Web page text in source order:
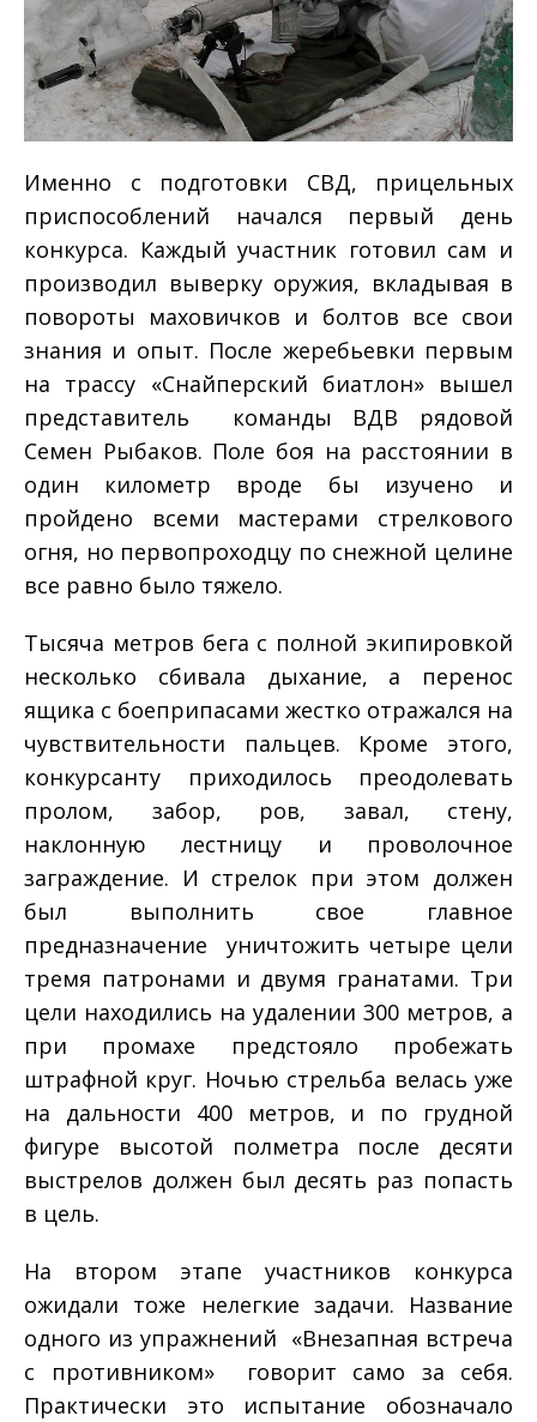
Именно с подготовки СВД, прицельных
приспособлений начался первый день
конкурса. Каждый участник готовил сам и
производил выверку оружия, вкладывая в
повороты маховичков и болтов все свои
знания и опыт. После жеребьевки первым
на трассу «Снайперский биатлон» вышел
представитель команды ВДВ рядовой
Семен Рыбаков. Поле боя на расстоянии в
один километр вроде бы изучено и
пройдено всеми мастерами стрелкового
огня, но первопроходцу по снежной целине
все равно было тяжело.
Тысяча метров бега с полной экипировкой
несколько сбивала дыхание, а перенос
ящика с боеприпасами жестко отражался на
чувствительности пальцев. Кроме этого,
конкурсанту приходилось преодолевать
пролом, забор, ров, завал, стену,
наклонную лестницу и проволочное
заграждение. И стрелок при этом должен
был выполнить свое главное
предназначение ­ уничтожить четыре цели
тремя патронами и двумя гранатами. Три
цели находились на удалении 300 метров, а
при промахе предстояло пробежать
штрафной круг. Ночью стрельба велась уже
на дальности 400 метров, и по грудной
фигуре высотой полметра после десяти
выстрелов должен был десять раз попасть
в цель.
На втором этапе участников конкурса
ожидали тоже нелегкие задачи. Название
одного из упражнений ­ «Внезапная встреча
с противником» ­ говорит само за себя.
Практически это испытание обозначало